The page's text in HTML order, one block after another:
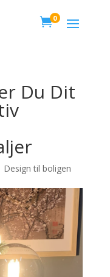
0
Du Dit
Design til boligen